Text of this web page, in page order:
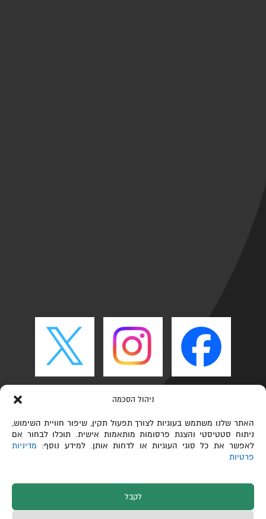
ניהול הסכמה
האתר שלנו משתמש בעוגיות לצורך תפעול תקין, שיפור חוויית השימוש,
ניתוח סטטיסטי והצגת פרסומות מותאמות אישית. תוכלו לבחור אם
לאפשר את כל סוגי העוגיות או לדחות אותן. למידע נוסף: מדיניות
פרטיות
לקבל